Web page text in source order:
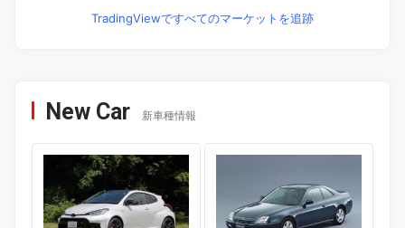
TradingViewですべてのマーケットを追跡
New Car 新車種情報